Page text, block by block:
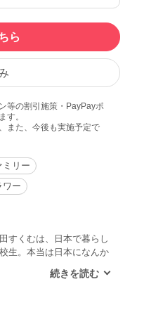
ら
等の割引施策・PayPayポ
す。
また、今後も実施予定で
ミリー
ワー
すくむは、日本で暮らし
生。本当は日本になんか
たという年代物のアパー